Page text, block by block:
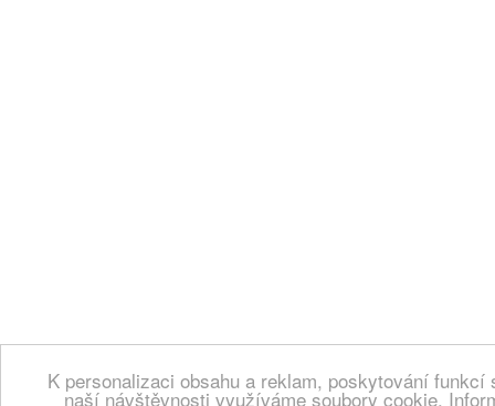
K personalizaci obsahu a reklam, poskytování
naší návštěvnosti využíváme soubory cookie.